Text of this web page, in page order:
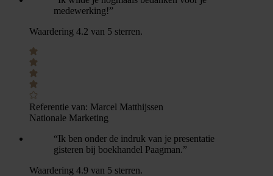
medewerking!”
Waardering 4.2 van 5 sterren.
Referentie van: Marcel Matthijssen
Nationale Marketing
“Ik ben onder de indruk van je presentatie
gisteren bij boekhandel Paagman.”
Waardering 4.9 van 5 sterren.